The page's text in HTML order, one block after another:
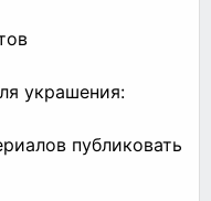
украшения:
публиковать